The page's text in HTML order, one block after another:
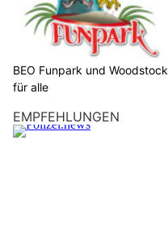
t
e
e
n
c
BEO Funpark und
für alle
EMPFEHLUNGEN